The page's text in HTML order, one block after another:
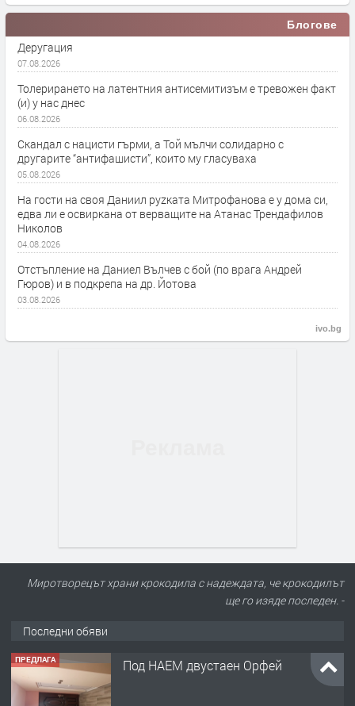
Блогове
Деругация
07.08.2026
Толерирането на латентния антисемитизъм е тревожен факт
(и) у нас днес
06.08.2026
Скандал с нацисти гърми, а Той мълчи солидарно с
другарите “антифашисти”, които му гласуваха
05.08.2026
На гости на своя Даниил руzката Митрофанова е у дома си,
едва ли е освиркана от верващите на Атанас Трендафилов
Николов
04.08.2026
Отстъпление на Даниел Вълчев с бой (по врага Андрей
Гюров) и в подкрепа на др. Йотова
03.08.2026
ivo.bg
Миротворецът храни крокодила с надеждата, че крокодилът
ще го изяде последен. -
Последни обяви
ПРЕДЛАГА Под НАЕМ двустаен Орфей